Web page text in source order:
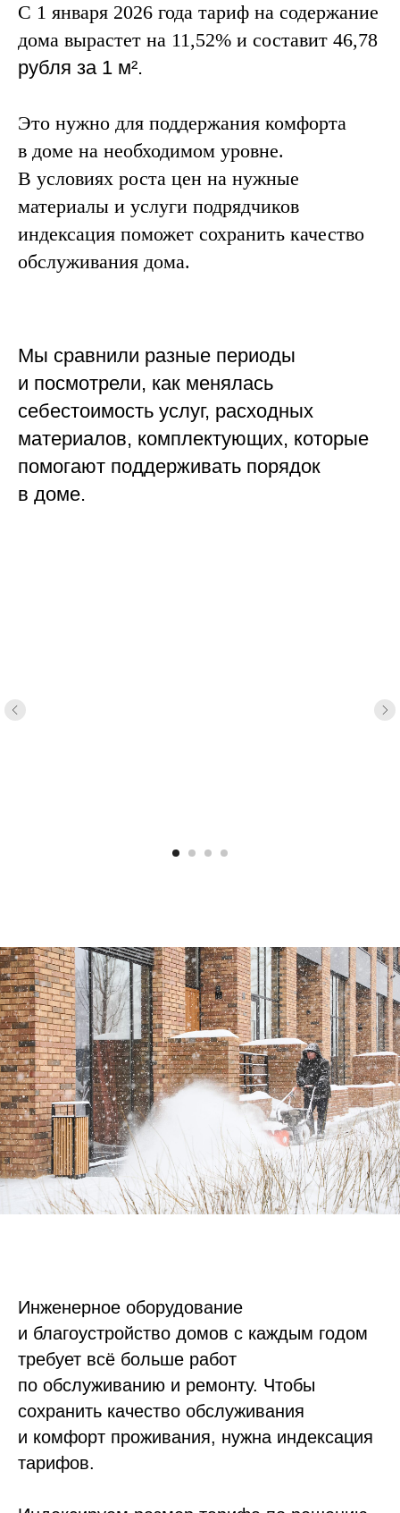
С 1 января 2026 года тариф на содержание
дома вырастет на 11,52% и составит 46,78
рубля за 1 м².
Это нужно для поддержания комфорта
в доме на необходимом уровне.
В условиях роста цен на нужные
материалы и услуги подрядчиков
индексация поможет сохранить качество
обслуживания дома.
Мы сравнили разные периоды
и посмотрели, как менялась
себестоимость услуг, расходных
материалов, комплектующих, которые
помогают поддерживать порядок
в доме.
Инженерное оборудование
и благоустройство домов с каждым годом
требует всё больше работ
по обслуживанию и ремонту. Чтобы
сохранить качество обслуживания
и комфорт проживания, нужна индексация
тарифов.